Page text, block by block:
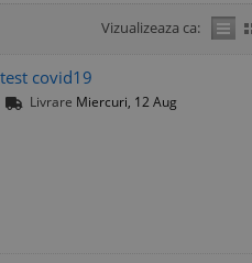
Vizualizeaza ca:
covid19
Livrare Miercuri, 12 Aug